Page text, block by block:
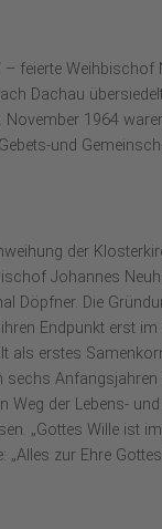
feierte
Dachau
1964
und
der
Johannes
Döpfner. Die
Endpunkt erst
als erstes
sechs
Weg der Lebens-
„Gottes Wille ist
„Alles zur Ehre